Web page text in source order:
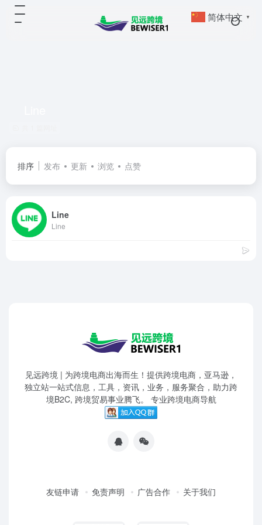
排序 发布 更新 浏览 点赞
Line
Line
见远跨境 | 为跨境电商出海而生！提供跨境电商，亚马逊，
独立站一站式信息，工具，资讯，业务，服务聚合，助力跨
境B2C, 跨境贸易事业腾飞。 专业跨境电商导航
友链申请 免责声明 广告合作 关于我们
简体中文 ▼